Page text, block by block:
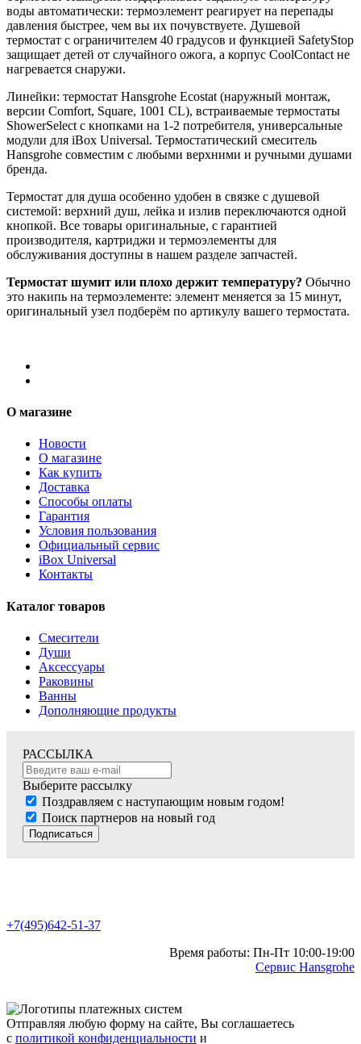
воды автоматически: термоэлемент реагирует на перепады
давления быстрее, чем вы их почувствуете. Душевой
термостат с ограничителем 40 градусов и функцией SafetyStop
защищает детей от случайного ожога, а корпус CoolContact не
нагревается снаружи.
Линейки: термостат Hansgrohe Ecostat (наружный монтаж,
версии Comfort, Square, 1001 CL), встраиваемые термостаты
ShowerSelect с кнопками на 1-2 потребителя, универсальные
модули для iBox Universal. Термостатический смеситель
Hansgrohe совместим с любыми верхними и ручными душами
бренда.
Термостат для душа особенно удобен в связке с душевой
системой: верхний душ, лейка и излив переключаются одной
кнопкой. Все товары оригинальные, с гарантией
производителя, картриджи и термоэлементы для
обслуживания доступны в нашем разделе запчастей.
Термостат шумит или плохо держит температуру? Обычно
это накипь на термоэлементе: элемент меняется за 15 минут,
оригинальный узел подберём по артикулу вашего термостата.
О магазине
Новости
О магазине
Как купить
Доставка
Способы оплаты
Гарантия
Условия пользования
Официальный сервис
iBox Universal
Контакты
Каталог товаров
Смесители
Души
Аксессуары
Раковины
Ванны
Дополняющие продукты
РАССЫЛКА
Выберите рассылку
Поздравляем с наступающим новым годом!
Поиск партнеров на новый год
Подписаться
+7(495)642-51-37
Время работы: Пн-Пт 10:00-19:00
Сервис Hansgrohe
Отправляя любую форму на сайте, Вы соглашаетесь
с политикой конфиденциальности и